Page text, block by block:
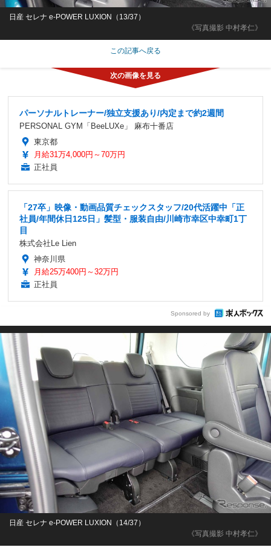
《写真撮影 中村孝仁》
日産 セレナ e-POWER LUXION（13/37）
この記事へ戻る
パーソナルトレーナー/独立支援あり/内定まで約2週間
PERSONAL GYM「BeeLUXe」 麻布十番店
東京都
月給31万4,000円～70万円
正社員
「27卒」映像・動画品質チェックスタッフ/20代活躍中「正
社員/年間休日125日」髪型・服装自由/川崎市幸区中幸町1丁
目
株式会社Le Lien
神奈川県
月給25万400円～32万円
正社員
Sponsored by
《写真撮影 中村孝仁》
日産 セレナ e-POWER LUXION（14/37）